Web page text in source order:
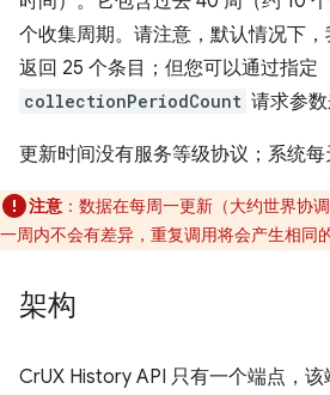
个收集周期。请注意，默认情况下
返回 25 个条目；但您可以通过指定
collectionPeriodCount 请求参数
更新时间没有服务等级协议；系统每
注意 ：数据在每周一更新（大约世界协
一周内不会有差异，重复调用将会产生相同的
架构
CrUX History API 只有一个端点，该